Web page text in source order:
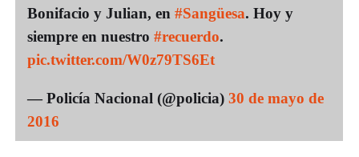
Bonifacio y Julian, en #Sangüesa. Hoy y
siempre en nuestro #recuerdo.
pic.twitter.com/W0z79TS6Et
— Policía Nacional (@policia) 30 de mayo de
2016